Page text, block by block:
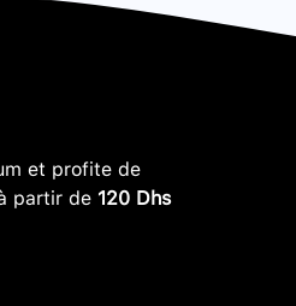
et profite de
partir de 120 Dhs